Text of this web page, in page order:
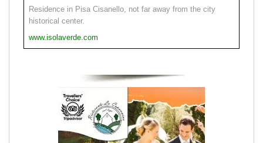
Residence in Pisa Cisanello, not far away from the city
historical center.
www.isolaverde.com